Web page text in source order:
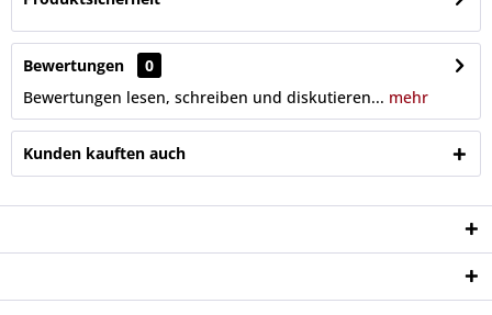
Bewertungen
0
Bewertungen lesen, schreiben und diskutieren... mehr
Kunden kauften auch